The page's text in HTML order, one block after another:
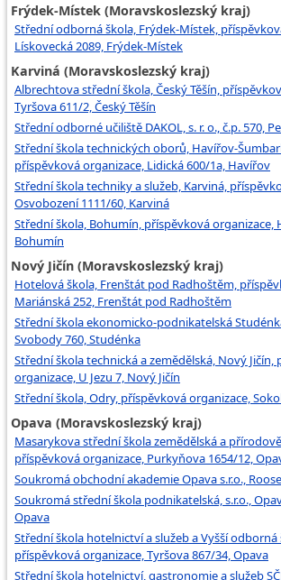
Frýdek-Místek (Moravskoslezský kraj)
Střední odborná škola, Frýdek-Místek,
Lískovecká 2089, Frýdek-Místek
Karviná (Moravskoslezský kraj)
Albrechtova střední škola, Český Těšín,
Tyršova 611/2, Český Těšín
Střední odborné učiliště DAKOL, s. r. o., č.p. 570,
Střední škola technických oborů, Havířov-
příspěvková organizace, Lidická 600/1a, Havířov
Střední škola techniky a služeb, Karviná,
Osvobození 1111/60, Karviná
Střední škola, Bohumín, příspěvková organizace,
Bohumín
Nový Jičín (Moravskoslezský kraj)
Hotelová škola, Frenštát pod Radhoštěm,
Mariánská 252, Frenštát pod Radhoštěm
Střední škola ekonomicko-podnikatelská
Svobody 760, Studénka
Střední škola technická a zemědělská, Nový Jičín,
organizace, U Jezu 7, Nový Jičín
Střední škola, Odry, příspěvková organizace,
Opava (Moravskoslezský kraj)
Masarykova střední škola zemědělská a
příspěvková organizace, Purkyňova 1654/12,
Soukromá obchodní akademie Opava s.r.o.,
Soukromá střední škola podnikatelská, s.r.o.,
Opava
Střední škola hotelnictví a služeb a Vyšší odborná
příspěvková organizace, Tyršova 867/34, Opava
Střední škola hotelnictví, gastronomie a služeb